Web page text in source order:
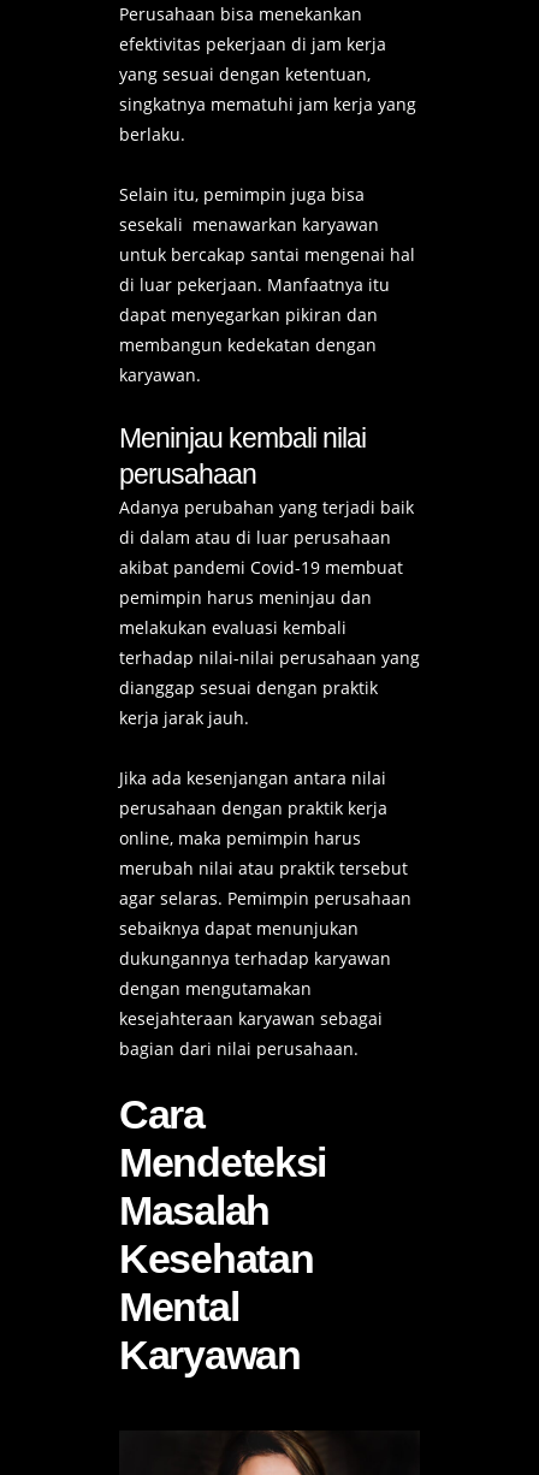
Perusahaan bisa menekankan
efektivitas pekerjaan di jam kerja
yang sesuai dengan ketentuan,
singkatnya mematuhi jam kerja yang
berlaku.
Selain itu, pemimpin juga bisa
sesekali menawarkan karyawan
untuk bercakap santai mengenai hal
di luar pekerjaan. Manfaatnya itu
dapat menyegarkan pikiran dan
membangun kedekatan dengan
karyawan.
Meninjau kembali nilai
perusahaan
Adanya perubahan yang terjadi baik
di dalam atau di luar perusahaan
akibat pandemi Covid-19 membuat
pemimpin harus meninjau dan
melakukan evaluasi kembali
terhadap nilai-nilai perusahaan yang
dianggap sesuai dengan praktik
kerja jarak jauh.
Jika ada kesenjangan antara nilai
perusahaan dengan praktik kerja
online, maka pemimpin harus
merubah nilai atau praktik tersebut
agar selaras. Pemimpin perusahaan
sebaiknya dapat menunjukan
dukungannya terhadap karyawan
dengan mengutamakan
kesejahteraan karyawan sebagai
bagian dari nilai perusahaan.
Cara
Mendeteksi
Masalah
Kesehatan
Mental
Karyawan